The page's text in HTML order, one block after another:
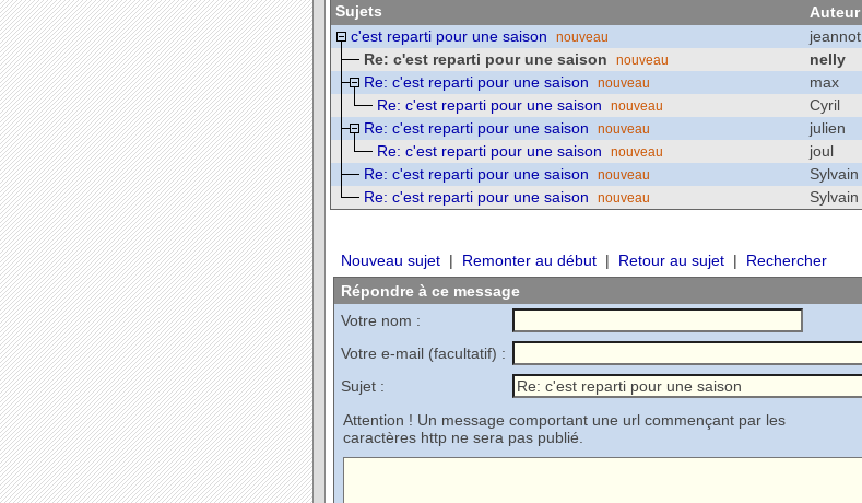
Sujets Auteur
c'est reparti pour une saison
nouveau jeannot
Re: c'est reparti pour une saison
nouveau nelly
Re: c'est reparti pour une saison
nouveau max
Re: c'est reparti pour une saison
nouveau Cyril
Re: c'est reparti pour une saison
nouveau julien
Re: c'est reparti pour une saison
nouveau joul
Re: c'est reparti pour une saison
nouveau Sylvain
Re: c'est reparti pour une saison
nouveau Sylvain
Nouveau sujet | Remonter au début | Retour au sujet | Rechercher
Répondre à ce message
Votre nom :
Votre e-mail (facultatif) :
Sujet :
Attention ! Un message comportant une url commençant par les
caractères http ne sera pas publié.